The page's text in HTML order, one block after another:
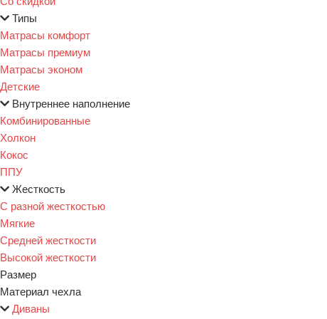
Типы
Матрасы комфорт
Матрасы премиум
Матрасы эконом
Детские
Внутреннее наполнение
Комбинированные
Холкон
Кокос
ППУ
Жесткость
С разной жесткостью
Мягкие
Средней жесткости
Высокой жесткости
Размер
Материал чехла
Диваны